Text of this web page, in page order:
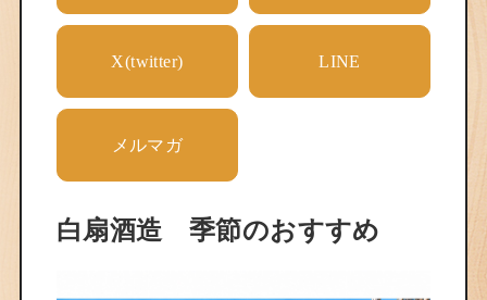
X(twitter) LINE
メルマガ
白扇酒造 季節のおすすめ